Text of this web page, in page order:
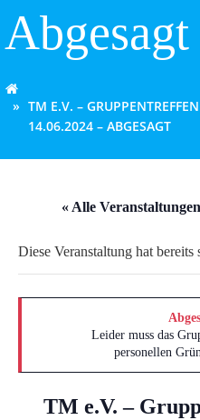
Abgesagt
TM E.V. –
14.06.2024 – ABGESAGT
« Alle Veranstaltungen
Diese Veranstaltung hat bereits
Leider muss das
personellen
TM e.V. –